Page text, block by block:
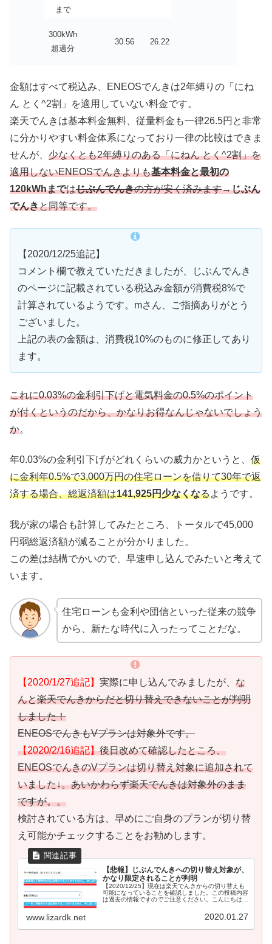
まで
300kWh
超過分
30.56 26.22
金額はすべて税込み、ENEOSでんきは2年縛りの「にね
ん とく^2割」を適用していない料金です。
楽天でんきは基本料金無料、従量料金も一律26.5円と非常
に分かりやすい料金体系になっており一律の比較はできま
せんが、 少なくとも2年縛りのある「にねん とく^2割」を
適用しないENEOSでんきよりも基本料金と最初の
120kWhまではじぶんでんきの方が安く済みます→じぶん
でんきと同等です。
【2020/12/25追記】
コメント欄で教えていただきましたが、じぶんでんき
のページに記載されている税込み金額が消費税8%で
計算されているようです。mさん、ご指摘ありがとう
ございました。
上記の表の金額は、消費税10%のものに修正してあり
ます。
これに0.03%の金利引下げと電気料金の0.5%のポイント
が付くというのだから、かなりお得なんじゃないでしょう
か。
年0.03%の金利引下げがどれくらいの威力かというと、 仮
に金利年0.5%で3,000万円の住宅ローンを借りて30年で返
済する場合、総返済額は141,925円少なくなるようです。
我が家の場合も計算してみたところ、トータルで45,000
円弱総返済額が減ることが分かりました。
この差は結構でかいので、早速申し込んでみたいと考えて
います。
住宅ローンも金利や団信といった従来の競争
から、新たな時代に入ったってことだな。
【2020/1/27追記】 実際に申し込んでみましたが、 な
んと楽天でんきからだと切り替えできないことが判明
しました！
ENEOSでんきもVプランは対象外です。
【2020/2/16追記】後日改めて確認したところ、
ENEOSでんきのVプランは切り替え対象に追加されて
いました↓。あいかわらず楽天でんきは対象外のまま
ですが。。
検討されている方は、早めにご自身のプランが切り替
え可能かチェックすることをお勧めします。
【悲報】じぶんでんきへの切り替え対象が、
かなり限定されることが判明
【2020/12/25】現在は楽天でんきからの切り替えも
可能になっていることを確認しました。この投稿内容
は過去の情報ですのでご注意ください。こんにちは、
www.lizardk.net 2020.01.27